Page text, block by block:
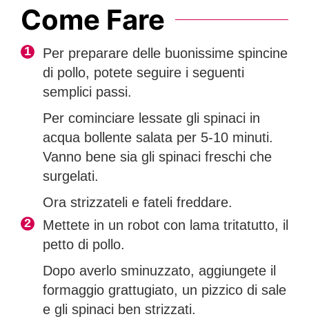
Come Fare
Per preparare delle buonissime spincine
di pollo, potete seguire i seguenti
semplici passi.
Per cominciare lessate gli spinaci in
acqua bollente salata per 5-10 minuti.
Vanno bene sia gli spinaci freschi che
surgelati.
Ora strizzateli e fateli freddare.
Mettete in un robot con lama tritatutto, il
petto di pollo.
Dopo averlo sminuzzato, aggiungete il
formaggio grattugiato, un pizzico di sale
e gli spinaci ben strizzati.